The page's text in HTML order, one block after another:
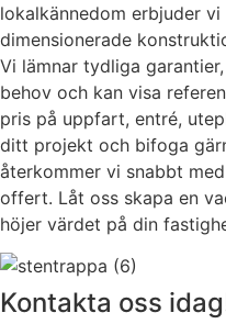
lokalkännedom erbjuder
dimensionerade
Vi lämnar tydliga
behov och kan visa
pris på uppfart, entré,
ditt projekt och bifoga
återkommer vi snabbt
offert. Låt oss skapa en
höjer värdet på din
Kontakta oss